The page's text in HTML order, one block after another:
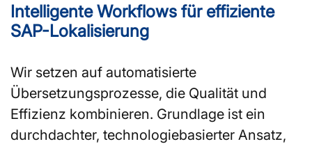
Intelligente Workflows für effiziente
SAP-Lokalisierung
Wir setzen auf automatisierte
Übersetzungsprozesse, die Qualität und
Effizienz kombinieren. Grundlage ist ein
durchdachter, technologiebasierter Ansatz,